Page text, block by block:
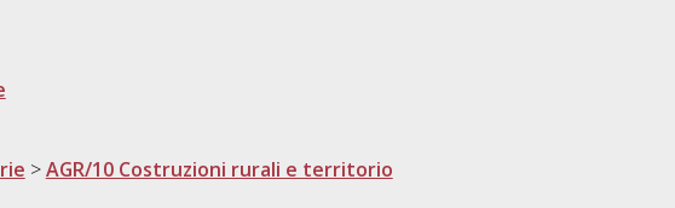
>AGR/10 Costruzioni rurali e territorio